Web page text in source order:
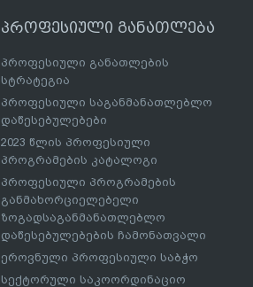
პროფესიული განათლება
პროფესიული განათლების
სტრატეგია
პროფესიული საგანმანათლებლო
დაწესებულებები
2023 წლის პროფესიული
პროგრამების კატალოგი
პროფესიული პროგრამების
განმახორციელებელი
ზოგადსაგანმანათლებლო
დაწესებულებების ჩამონათვალი
ეროვნული პროფესიული საბჭო
სექტორული საკოორდინაციო